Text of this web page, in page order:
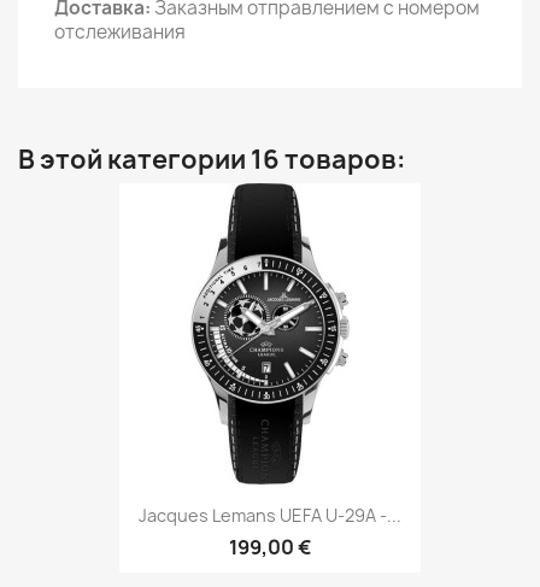
Доставка: Заказным отправлением с номером
отслеживания
В этой категории 16 товаров:
Jacques Lemans UEFA U-29A -...
199,00 €